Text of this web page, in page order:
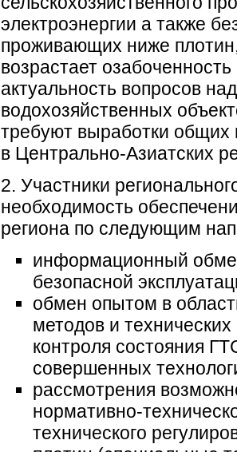
электроэнергии а также
проживающих ниже
возрастает
актуальность вопросов
водохозяйственных
требуют выработки общих
в Центрально-Азиатских
2. Участники
необходимость
региона по следующим
информационный
безопасной
обмен опытом в
методов и технических
контроля состояния
совершенных
рассмотрения
нормативно-
технического